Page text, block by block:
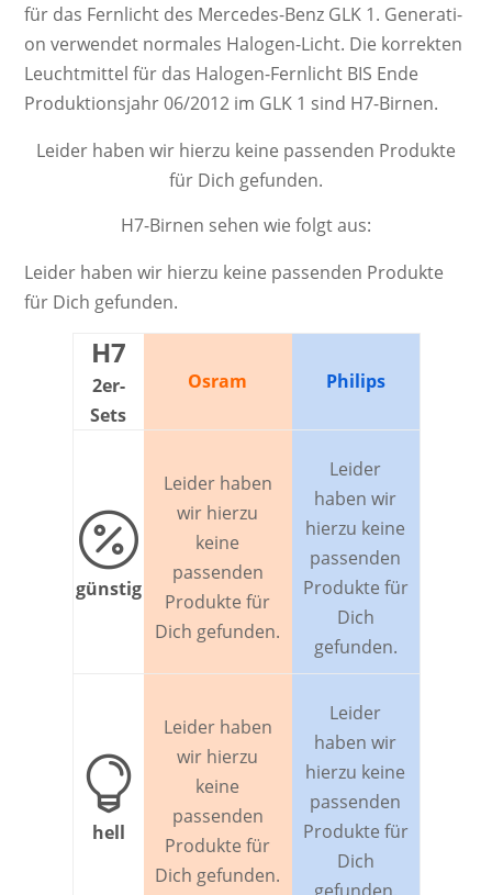
für das Fernlicht des Mercedes-Benz GLK 1. Ge­ne­ra­ti­
on ver­wendet nor­ma­les Ha­lo­gen-Licht. Die kor­rek­ten
Leucht­mittel für das Halogen-Fernlicht BIS Ende
Produktionsjahr 06/2012 im GLK 1 sind H7-Birnen.
Leider haben wir hierzu keine passenden Produkte
für Dich gefunden.
H7-Birnen sehen wie folgt aus:
Leider haben wir hierzu keine passenden Produkte
für Dich gefunden.
H7
2er-
Sets
Osram Philips

günstig
Leider haben
wir hierzu
keine
passenden
Produkte für
Dich gefunden.
Leider
haben wir
hierzu keine
passenden
Produkte für
Dich
gefunden.

hell
Leider haben
wir hierzu
keine
passenden
Produkte für
Dich gefunden.
Leider
haben wir
hierzu keine
passenden
Produkte für
Dich